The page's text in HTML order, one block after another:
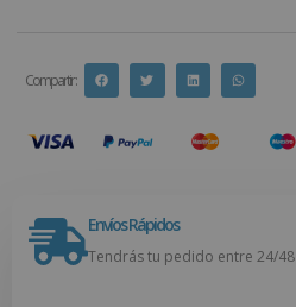
Compartir :
Envíos Rápidos
Tendrás tu pedido entre 24/